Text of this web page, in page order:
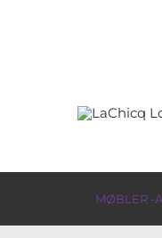
MØBLER -